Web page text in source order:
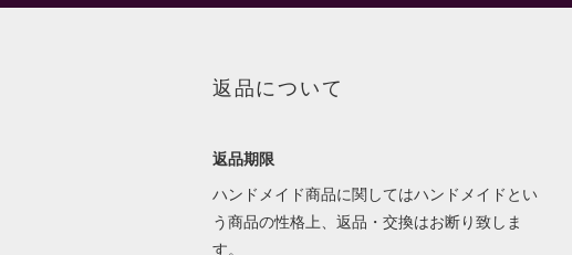
返品について
返品期限
ハンドメイド商品に関してはハンドメイドとい
う商品の性格上、返品・交換はお断り致しま
す。